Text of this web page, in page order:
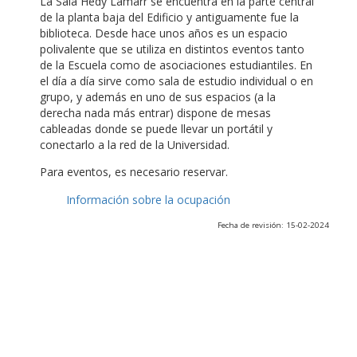
de la planta baja del Edificio y antiguamente fue la
biblioteca. Desde hace unos años es un espacio
polivalente que se utiliza en distintos eventos tanto
de la Escuela como de asociaciones estudiantiles. En
el día a día sirve como sala de estudio individual o en
grupo, y además en uno de sus espacios (a la
derecha nada más entrar) dispone de mesas
cableadas donde se puede llevar un portátil y
conectarlo a la red de la Universidad.
Para eventos, es necesario reservar.
Información sobre la ocupación
Fecha de revisión: 15-02-2024